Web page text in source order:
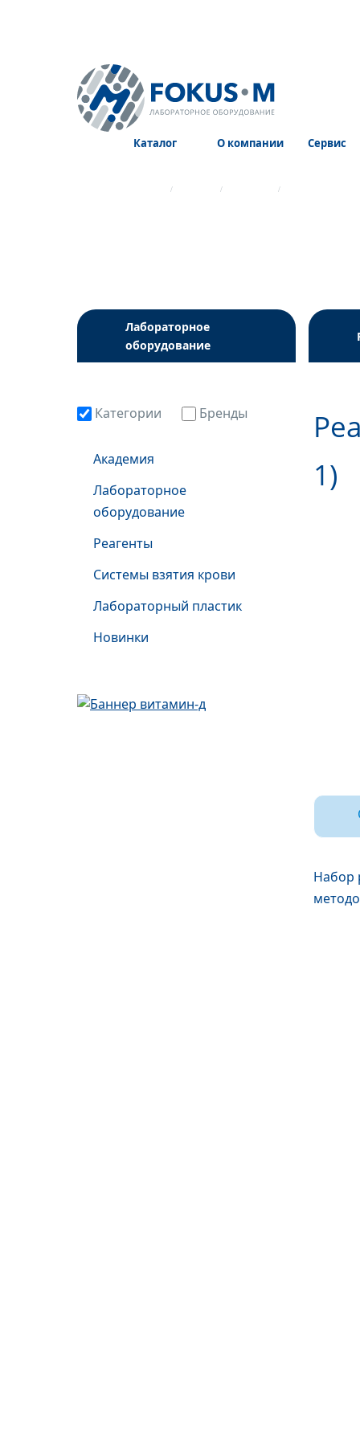
Каталог О компании Сервис
Лабораторное
оборудование
Категории Бренды
Академия
Лабораторное
оборудование
Реагенты
Системы взятия крови
Лабораторный пластик
Новинки
1)
Набор